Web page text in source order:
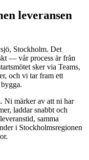
leveransen
Stockholm. Det
— vår process är från
sker via Teams,
och vi tar fram ett
Ni märker av att ni har
laddar snabbt och
samma
i Stockholmsregionen